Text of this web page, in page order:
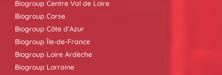
Biogroup Centre Val de Loire
Biogroup Corse
Biogroup Côte d’Azur
Biogroup Île-de-France
Biogroup Loire Ardèche
Biogroup Lorraine